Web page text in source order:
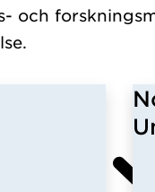
och